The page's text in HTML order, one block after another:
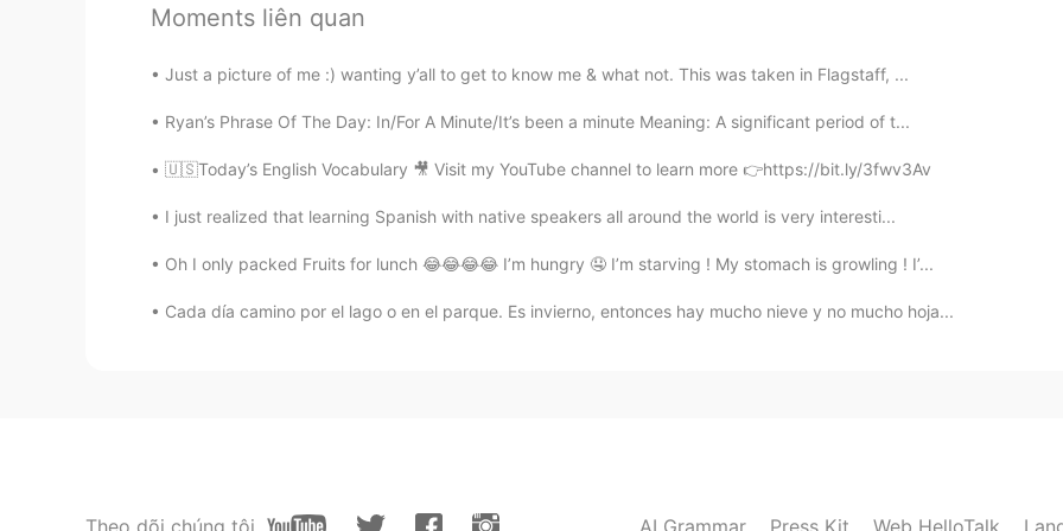
@Cesar @Carlos Flores @Karen Stevenson @Lucía @Jenny Carrizales
a todos. 😊 ¡Buena suerte con sus estudios!
EN ES
@Amira ¡De nada! Espero eso ayude. 🤗
Daisy 2020.06.25 06:14
EN ES
Moments liên quan
Just a picture of me :) wanting y’all to get to know me & what not. This was taken in Flagstaff, ...
Ryan’s Phrase Of The Day: In/For A Minute/It’s been a minute Meaning: A significant period of t...
🇺🇸Today’s English Vocabulary 🎥 Visit my YouTube channel to learn more 👉https://bit.ly/3fwv3Av
I just realized that learning Spanish with native speakers all around the world is very interesti...
Oh I only packed Fruits for lunch 😂😂😂😂 I’m hungry 🤤 I’m starving ! My stomach is growling ! I’...
Cada día camino por el lago o en el parque. Es invierno, entonces hay mucho nieve y no mucho hoja...
Theo dõi chúng tôi AI Grammar Press Kit Web HelloTalk